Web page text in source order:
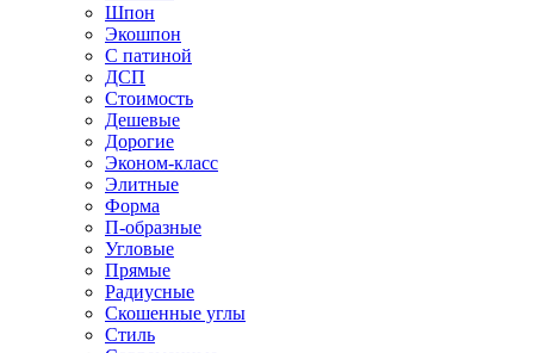
Шпон
Экошпон
С патиной
ДСП
Стоимость
Дешевые
Дорогие
Эконом-класс
Элитные
Форма
П-образные
Угловые
Прямые
Радиусные
Скошенные углы
Стиль